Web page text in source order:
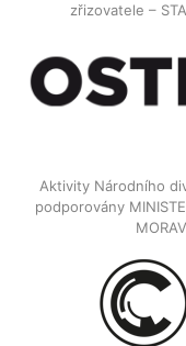
zřizovatele –
Aktivity Národního
podporovány